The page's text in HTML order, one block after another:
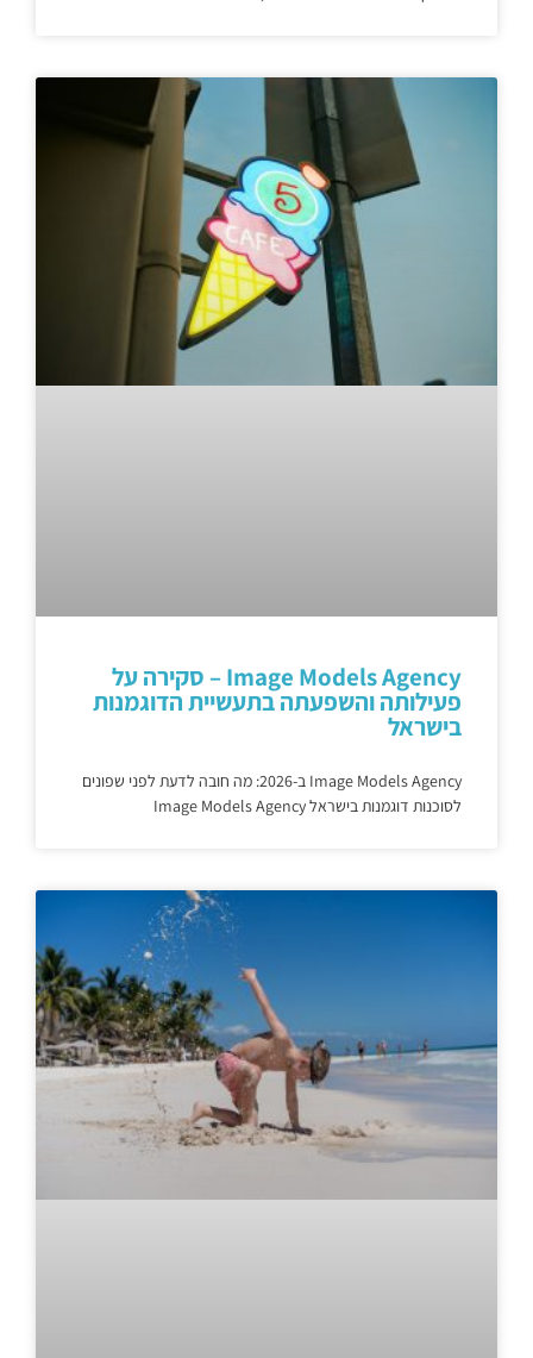
Image Models Agency – סקירה על
פעילותה והשפעתה בתעשיית הדוגמנות
בישראל
Image Models Agency ב-2026: מה חובה לדעת לפני שפונים
לסוכנות דוגמנות בישראל Image Models Agency